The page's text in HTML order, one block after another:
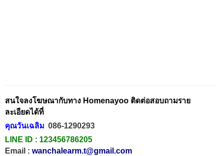
สนใจลงโฆษณากับทาง Homenayoo ติดต่อสอบถามราย
ละเอียดได้ที่
คุณวันเฉลิม 086-1290293
LINE ID : 123456786205
Email : wanchalearm.t@gmail.com